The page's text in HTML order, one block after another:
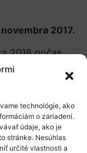
technológie, ako
o zariadení.
údaje, ako je
stránke. Nesúhlas
určité vlastnosti a
2017.
2018 počas
nájdete